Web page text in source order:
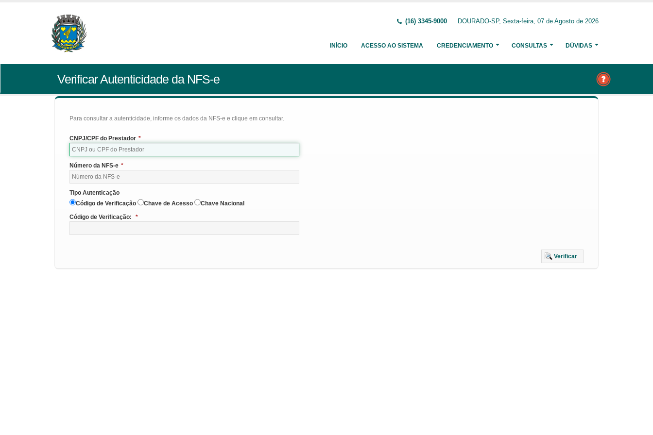
(16) 3345-9000 DOURADO-SP, Sexta-feira, 07 de Agosto de 2026
INÍCIO ACESSO AO SISTEMA CREDENCIAMENTO CONSULTAS DÚVIDAS
Verificar Autenticidade da NFS-e
Para consultar a autenticidade, informe os dados da NFS-e e clique em consultar.
CNPJ/CPF do Prestador *
Número da NFS-e *
Tipo Autenticação
Código de Verificação
Chave de Acesso
Chave Nacional
Código de Verificação:
*
Verificar